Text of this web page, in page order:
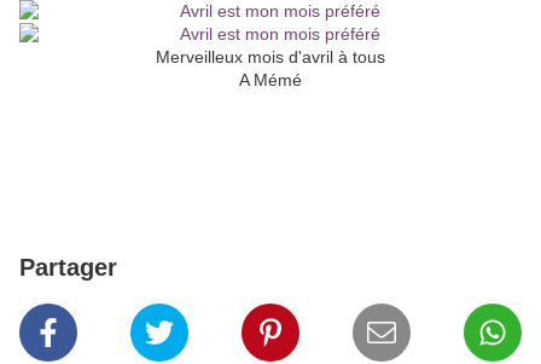
Merveilleux mois d'avril à tous
A Mémé
Partager